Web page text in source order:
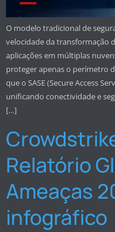
O modelo tradicional de
velocidade da transformação
aplicações em múltiplas
proteger apenas o perímetro
que o SASE (Secure Access
unificando conectividade e
[…]
Relatório
Ameaças
infográfico